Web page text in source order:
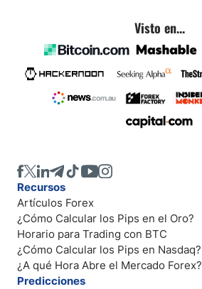
Visto en...
Recursos
Artículos Forex
¿Cómo Calcular los Pips en el Oro?
Horario para Trading con BTC
¿Cómo Calcular los Pips en Nasdaq?
¿A qué Hora Abre el Mercado Forex?
Predicciones